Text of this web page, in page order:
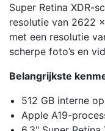
Super Retina XDR-
resolutie van 2622
met een resolutie
scherpe foto’s en
Belangrijkste
512 GB interne
Apple A19-